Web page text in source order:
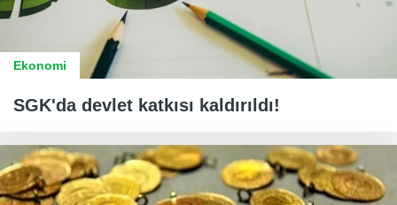
Ekonomi
SGK'da devlet katkısı kaldırıldı!